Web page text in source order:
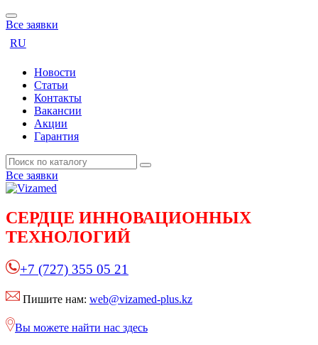
Все заявки
RU
Новости
Статьи
Контакты
Вакансии
Акции
Гарантия
Все заявки
СЕРДЦЕ ИННОВАЦИОННЫХ
ТЕХНОЛОГИЙ
+7 (727) 355 05 21
Пишите нам: web@vizamed-plus.kz
Вы можете найти нас здесь